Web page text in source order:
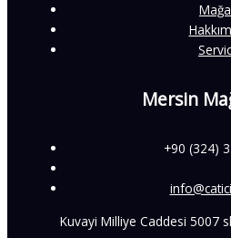
Mersin
+90 (324)
Kuvayi Milliye Caddesi 5007